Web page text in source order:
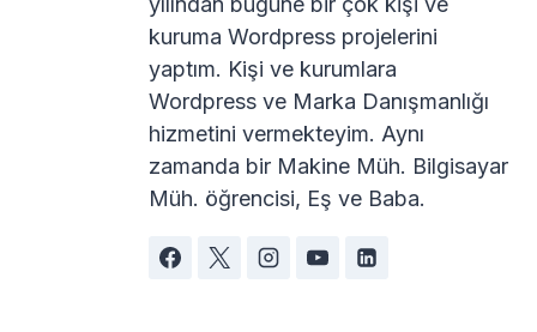
kuruma Wordpress projelerini
yaptım. Kişi ve kurumlara
Wordpress ve Marka Danışmanlığı
hizmetini vermekteyim. Aynı
zamanda bir Makine Müh. Bilgisayar
Müh. öğrencisi, Eş ve Baba.